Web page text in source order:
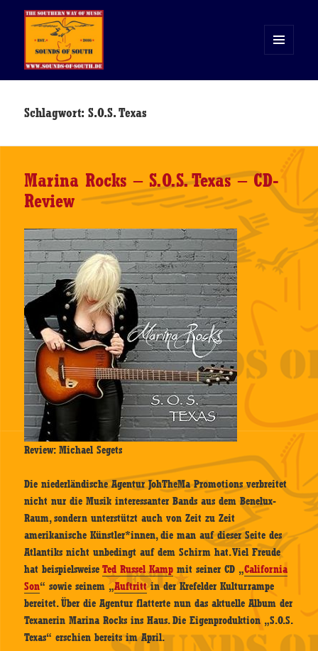
WIDGETS
Schlagwort:S.O.S. Texas
Marina Rocks – S.O.S. Texas – CD-
Review
Review: Michael Segets
Die niederländische Agentur JohTheMa Promotions verbreitet
nicht nur die Musik interessanter Bands aus dem Benelux-
Raum, sondern unterstützt auch von Zeit zu Zeit
amerikanische Künstler*innen, die man auf dieser Seite des
Atlantiks nicht unbedingt auf dem Schirm hat. Viel Freude
hat beispielsweiseTed Russel Kamp mit seiner CD „California
Son“ sowie seinem „Auftrittin der Krefelder Kulturrampe
bereitet. Über die Agentur flatterte nun das aktuelle Album der
Texanerin Marina Rocks ins Haus. Die Eigenproduktion „S.O.S.
Texas“ erschien bereits im April.